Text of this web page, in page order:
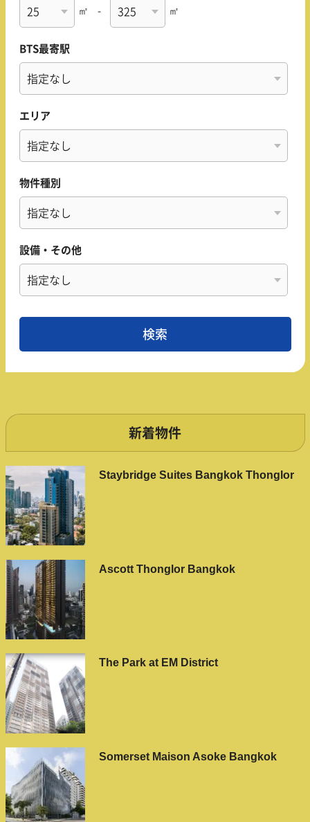
㎡ - ㎡
BTS最寄駅
エリア
物件種別
設備・その他
新着物件
Staybridge Suites Bangkok Thonglor
Ascott Thonglor Bangkok
The Park at EM District
Somerset Maison Asoke Bangkok